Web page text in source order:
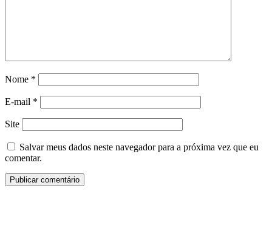
Nome *
E-mail *
Site
Salvar meus dados neste navegador para a próxima vez que eu
comentar.